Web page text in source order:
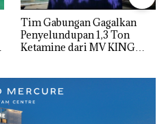
Tim Gabungan Gagalkan
Penyelundupan 1,3 Ton
Ketamine dari MV KING